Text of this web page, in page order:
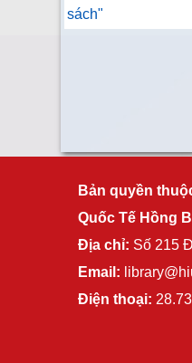
sách"
Bản quyền
Quốc Tế Hồng
Địa chỉ: Số 215
Email:
Điện thoại: